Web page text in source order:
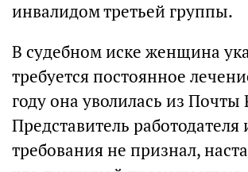
инвалидом третьей группы.
В судебном иске женщина
требуется постоянное
году она уволилась из Почты
Представитель работодателя
требования не признал,